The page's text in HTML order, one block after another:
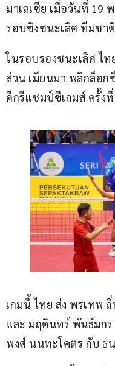
มาเลเซีย เมื่อวันที่ 19
รอบชิงชนะเลิศ ทีมชา
ในรอบรองชนะเลิศ ไท
ส่วน เมียนมา พลิกล็อก
ดีกรีแชมป์ซีเกมส์ ครั้งที่
เกมนี้ ไทย ส่ง พรเทพ
และ มฤคินทร์ พันธ์มก
พงศ์ นนทะโคตร กับ ธ